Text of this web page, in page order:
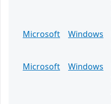
Microsoft
Windows
Microsoft
Windows